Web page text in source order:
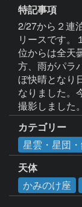
特記事項
2/27から２連
リースです。
位からは全天
方、雨がパラ
ぼ快晴となり
なりました。
撮影しました。
カテゴリー
星雲・星団
天体
かみのけ座